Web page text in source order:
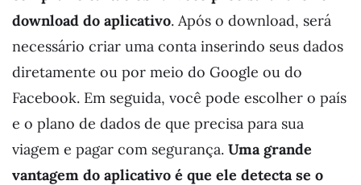
download do aplicativo. Após o download, será
necessário criar uma conta inserindo seus dados
diretamente ou por meio do Google ou do
Facebook. Em seguida, você pode escolher o país
e o plano de dados de que precisa para sua
viagem e pagar com segurança. Uma grande
vantagem do aplicativo é que ele detecta se o